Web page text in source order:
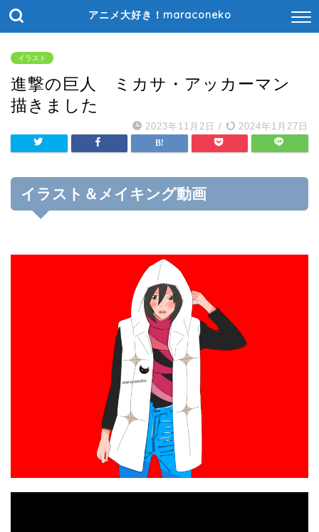
アニメ大好き！maraconeko
イラスト
進撃の巨人 ミカサ・アッカーマン
描きました
2023年11月2日 / 2024年1月27日
イラスト＆メイキング動画